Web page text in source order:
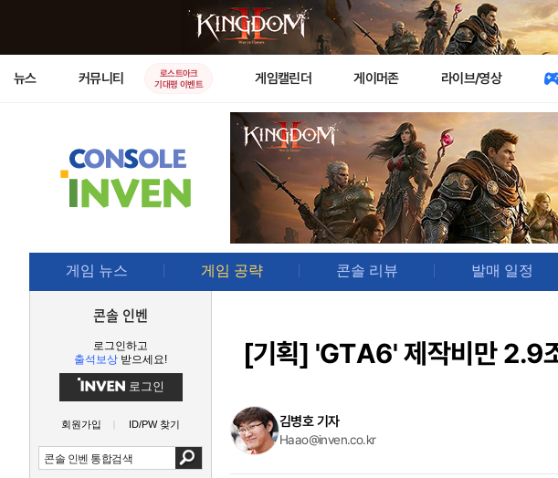
뉴스 커뮤니티
로스트아크
기대평 이벤트
게임캘린더 게이머존 라이브/영상
게임 뉴스 게임 공략 콘솔 리뷰 발매 일정
콘솔 인벤
로그인하고
출석보상 받으세요!
로그인
회원가입 ID/PW 찾기
[기획] 'GTA6' 제작비만 2.9
김병호 기자
Haao@inven.co.kr